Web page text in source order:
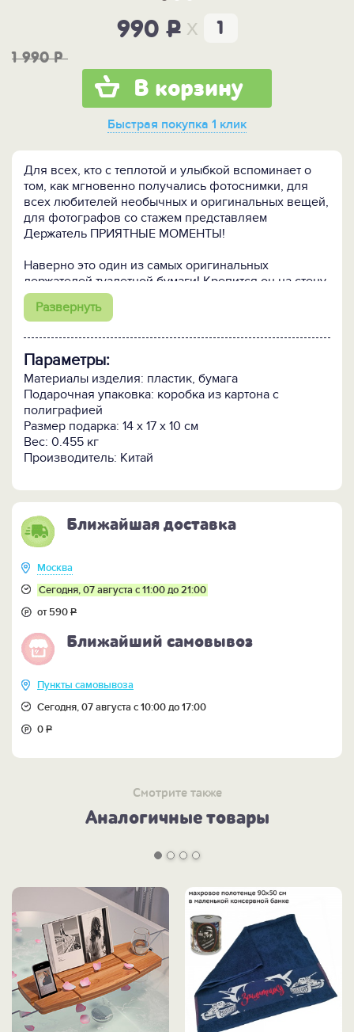
990P x
1 990P
В корзину
Быстрая покупка 1 клик
Для всех, кто с теплотой и улыбкой вспоминает о
том, как мгновенно получались фотоснимки, для
всех любителей необычных и оригинальных вещей,
для фотографов со стажем представляем
Держатель ПРИЯТНЫЕ МОМЕНТЫ!
Наверно это один из самых оригинальных
держателей туалетной бумаги! Крепится он на стену
при помощи дюбелей (идут в комплекте). Также в
комплекте имеется вешалка-перекладина для
без труда оторвать нужное количество бумаги,
стилизованной под фотоленту. На рулоне туалетной
бумаги напечатаны фотографии, будто снятые на
Polaroid с разными цветными фильтрами.
Бумага - 10х10х10,5 см.
Развернуть
Параметры:
Материалы изделия: пластик, бумага
Подарочная упаковка: коробка из картона с
полиграфией
Размер подарка: 14 x 17 x 10 см
Вес: 0.455 кг
Производитель: Китай
Ближайшая доставка
Москва
Сегодня, 07 августа с 11:00 до 21:00
от 590Р
Ближайший самовывоз
Пункты самовывоза
Сегодня, 07 августа с 10:00 до 17:00
0Р
Смотрите также
Аналогичные товары